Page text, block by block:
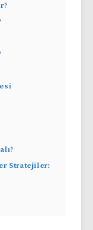
Stratejiler: